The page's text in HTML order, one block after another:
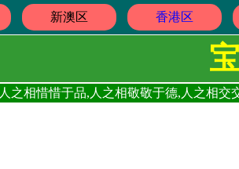
新澳区 香港区
人之相惜惜于品,人之相敬敬于德,人之相